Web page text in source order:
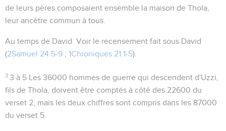
de leurs pères composaient ensemble la maison de Thola,
leur ancêtre commun à tous.
Au temps de David . Voir le recensement fait sous David
(2Samuel 24.5-9 ; 1Chroniques 21.1-5).
3 3 à 5 Les 36000 hommes de guerre qui descendent d'Uzzi,
fils de Thola, doivent être comptés à côté des 22600 du
verset 2, mais les deux chiffres sont compris dans les 87000
du verset 5.